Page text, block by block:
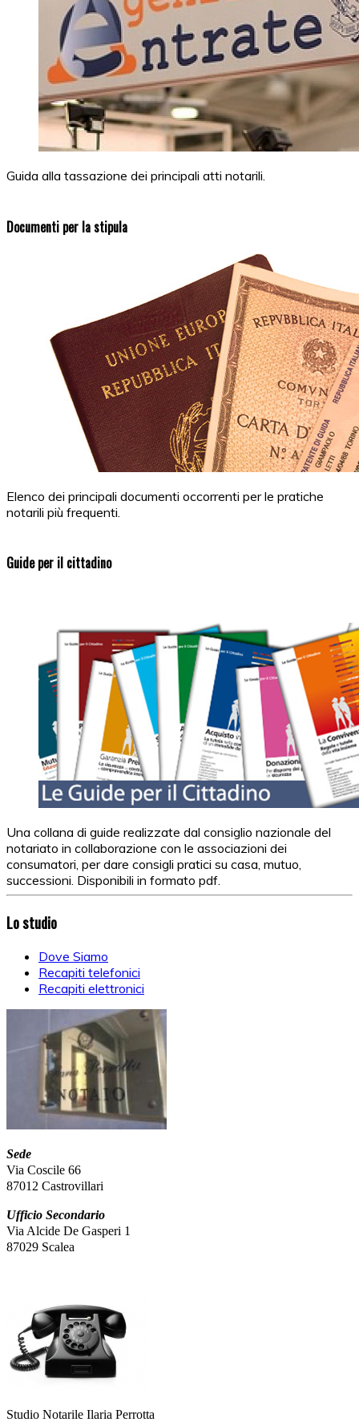
Guida alla tassazione dei principali atti notarili.
Documenti per la stipula
Elenco dei principali documenti occorrenti per le pratiche
notarili più frequenti.
Guide per il cittadino
Una collana di guide realizzate dal consiglio nazionale del
notariato in collaborazione con le associazioni dei
consumatori, per dare consigli pratici su casa, mutuo,
successioni. Disponibili in formato pdf.
Lo studio
Dove Siamo
Recapiti telefonici
Recapiti elettronici
Sede
Via Coscile 66
87012 Castrovillari
Ufficio Secondario
Via Alcide De Gasperi 1
87029 Scalea
Studio Notarile Ilaria Perrotta